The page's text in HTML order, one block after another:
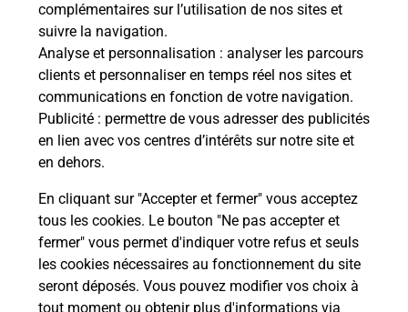
complémentaires sur l’utilisation de nos sites et
suivre la navigation.
Analyse et personnalisation : analyser les parcours
clients et personnaliser en temps réel nos sites et
communications en fonction de votre navigation.
Publicité : permettre de vous adresser des publicités
en lien avec vos centres d’intérêts sur notre site et
en dehors.
En cliquant sur "Accepter et fermer" vous acceptez
tous les cookies. Le bouton "Ne pas accepter et
fermer" vous permet d'indiquer votre refus et seuls
les cookies nécessaires au fonctionnement du site
seront déposés. Vous pouvez modifier vos choix à
tout moment ou obtenir plus d'informations via
Comment fonctionne la
téléassistance classique ?
Comment est installée la
téléassistance classique ?
Localiser Liste
Liste - téléassistance
Puy-de-Dôme - téléassistance
Tauves - téléassistance